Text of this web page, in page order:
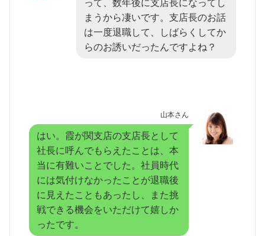
まうから凄いです。支店長のお話
は一度退職して、しばらくしてか
らのお誘いだったんですよね？
山本さん
はい。霞が関支店の支店長として
社長に呼んでもらえたことは、本
当に有難いことでした。社員時代
には気付けなかったことが退職後
に見えたこともあったし、また挑
戦できる機会をいただけて嬉しか
ったです。